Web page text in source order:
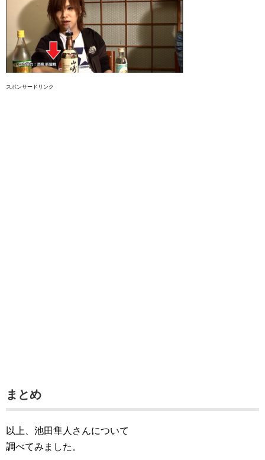
スポンサードリンク
まとめ
以上、池田隼人さんについて
調べてみました。